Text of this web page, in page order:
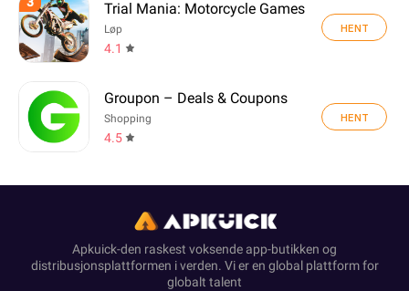
Trial Mania: Motorcycle Games
Løp
4.1
HENT
Groupon – Deals & Coupons
Shopping
4.5
HENT
Apkuick-den raskest voksende app-butikken og
distribusjonsplattformen i verden. Vi er en global plattform for
globalt talent